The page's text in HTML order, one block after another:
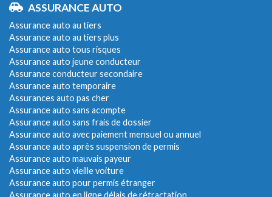
ASSURANCE AUTO
Assurance auto au tiers
Assurance auto au tiers plus
Assurance auto tous risques
Assurance auto jeune conducteur
Assurance conducteur secondaire
Assurance auto temporaire
Assurances auto pas cher
Assurance auto sans acompte
Assurance auto sans frais de dossier
Assurance auto avec paiement mensuel ou annuel
Assurance auto après suspension de permis
Assurance auto mauvais payeur
Assurance auto vieille voiture
Assurance auto pour permis étranger
Assurance auto en ligne délais de rétractation